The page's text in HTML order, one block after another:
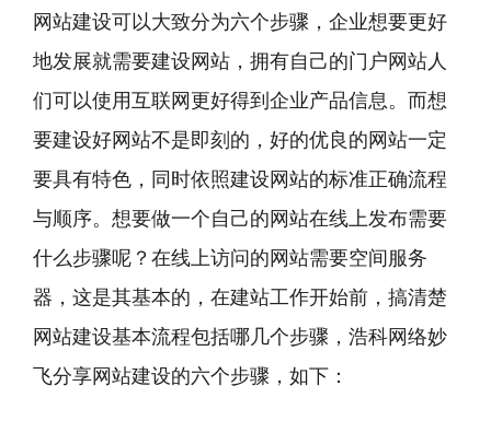
网站建设可以大致分为六个步骤，企业想要更好
地发展就需要建设网站 ，拥有自己的门户网站人
们可以使用互联网更好得到企业产品信息。而想
要建设好网站不是即刻的，好的优良的网站一定
要具有特色，同时依照建设网站的标准正确流程
与顺序。想要做一个自己的网站在线上发布需要
什么步骤呢？在线上访问的网站需要空间服务
器，这是其基本的，在建站工作开始前，搞清楚
网站建设基本流程包括哪几个步骤，浩科网络妙
飞分享网站建设的六个步骤，如下：